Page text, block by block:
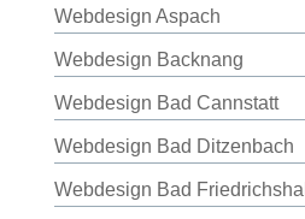
Webdesign Aspach
Webdesign Backnang
Webdesign Bad Cannstatt
Webdesign Bad Ditzenbach
Webdesign Bad Friedrichshall